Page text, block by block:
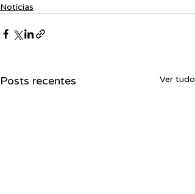
Notícias
Posts recentes Ver tudo